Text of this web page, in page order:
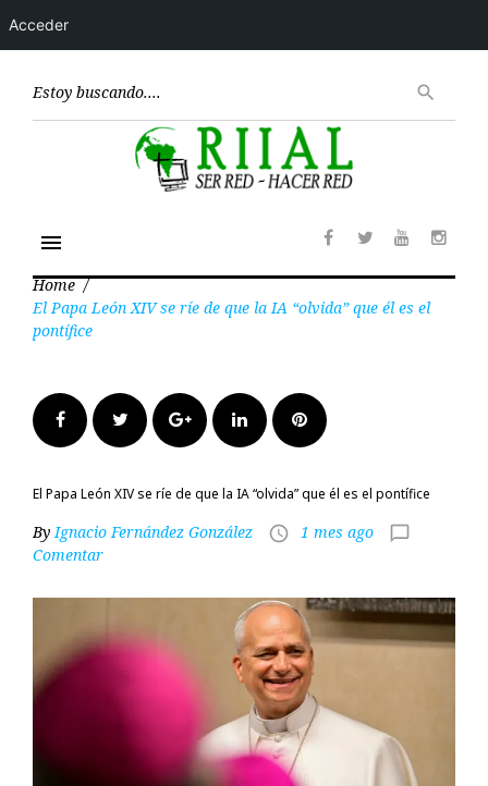
search
menu
Home /
El Papa León XIV se ríe de que la IA “olvida” que él es el
pontífice
FacebookTwitter Google+LinkedInPinterest
El Papa León XIV se ríe de que la IA “olvida” que él es el pontífice
ByIgnacio Fernández González access_time 1 mes ago chat_bubble_outline
Comentar
Acceder